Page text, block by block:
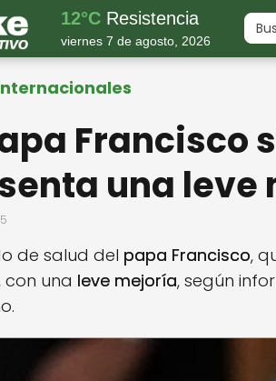
12°C Resistencia
viernes 7 de agosto, 2026
Francisco
una leve
de salud del papa Francisco,
con una leve mejoría, según